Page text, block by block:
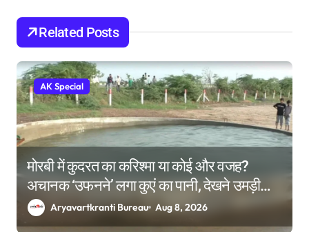
a
t
i
o
n
Related Posts
AK Special
मोरबी में कुदरत का करिश्मा या कोई और वजह?
अचानक ‘उफनने’ लगा कुएं का पानी, देखने उमड़ी
लोगों की भीड़
Aryavartkranti Bureau Aug 8, 2026